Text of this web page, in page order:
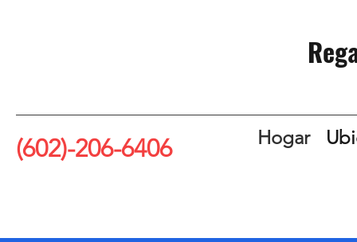
(602)-206-6406 Hogar